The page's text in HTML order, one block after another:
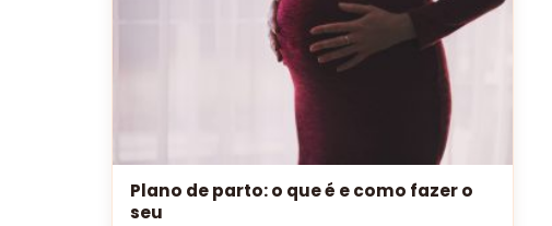
Plano de parto: o que é e como fazer o
seu